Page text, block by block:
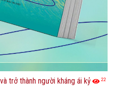
trở thành người kháng ái kỷ 22